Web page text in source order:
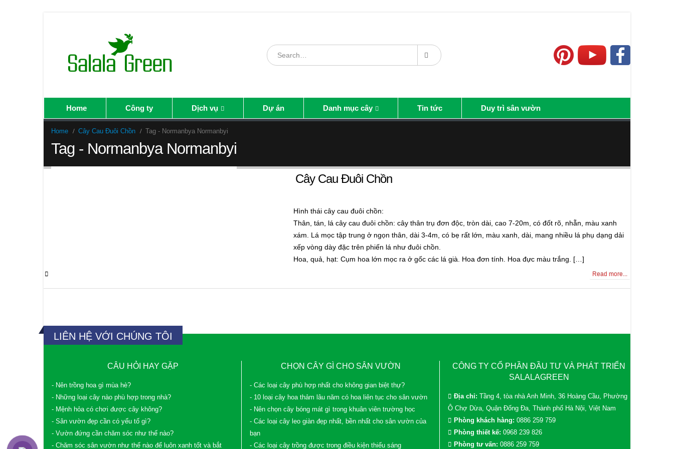
Home Công ty Dịch vụ Dự án Danh mục cây Tin tức Duy trì sân vườn
Home Cây Cau Đuôi Chồn Tag - Normanbya Normanbyi
Tag - Normanbya Normanbyi
Cây Cau Đuôi Chồn
Hình thái cây cau đuôi chồn:
Thân, tán, lá cây cau đuôi chồn: cây thân trụ đơn độc, tròn dài, cao 7-20m, có đốt rõ, nhẵn, màu xanh
xám. Lá mọc tập trung ở ngọn thân, dài 3-4m, có bẹ rất lớn, màu xanh, dài, mang nhiều lá phụ dạng dải
xếp vòng dày đặc trên phiến lá như đuôi chồn.
Hoa, quả, hạt: Cụm hoa lớn mọc ra ở gốc các lá già. Hoa đơn tính. Hoa đực màu trắng. […]
Read more...
LIÊN HỆ VỚI CHÚNG TÔI
CÂU HỎI HAY GẶP
- Nên trồng hoa gì mùa hè?
- Những loại cây nào phù hợp trong nhà?
- Mệnh hỏa có chơi được cây không?
- Sân vườn đẹp cần có yếu tố gì?
- Vườn đứng cần chăm sóc như thế nào?
- Chăm sóc sân vườn như thế nào để luôn xanh tốt và bắt
CHỌN CÂY GÌ CHO SÂN VƯỜN
- Các loại cây phù hợp nhất cho không gian biệt thự?
- 10 loại cây hoa thảm lâu năm có hoa liên tục cho sân vườn
- Nên chọn cây bóng mát gì trong khuân viên trường học
- Các loại cây leo giàn đẹp nhất, bền nhất cho sân vườn của
bạn
- Các loại cây trồng được trong điều kiện thiếu sáng
CÔNG TY CỔ PHẦN ĐẦU TƯ VÀ PHÁT TRIỂN
SALALAGREEN
Địa chỉ:
Tầng 4, tòa nhà Anh Minh, 36 Hoàng Cầu, Phường
Ô Chợ Dừa, Quận Đống Đa, Thành phố Hà Nội, Việt Nam
Phòng khách hàng: 0886 259 759
Phòng thiết kế: 0968 239 826
Phòng tư vấn: 0886 259 759